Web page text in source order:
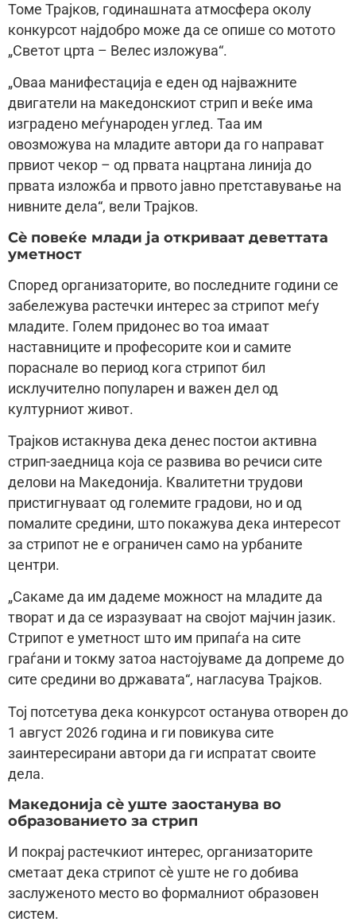
Томе Трајков, годинашната атмосфера околу
конкурсот најдобро може да се опише со мотото
„Светот црта – Велес изложува“.
„Оваа манифестација е еден од најважните
двигатели на македонскиот стрип и веќе има
изградено меѓународен углед. Таа им
овозможува на младите автори да го направат
првиот чекор – од првата нацртана линија до
првата изложба и првото јавно претставување на
нивните дела“, вели Трајков.
Сè повеќе млади ја откриваат деветтата
уметност
Според организаторите, во последните години се
забележува растечки интерес за стрипот меѓу
младите. Голем придонес во тоа имаат
наставниците и професорите кои и самите
пораснале во период кога стрипот бил
исклучително популарен и важен дел од
културниот живот.
Трајков истакнува дека денес постои активна
стрип-заедница која се развива во речиси сите
делови на Македонија. Квалитетни трудови
пристигнуваат од големите градови, но и од
помалите средини, што покажува дека интересот
за стрипот не е ограничен само на урбаните
центри.
„Сакаме да им дадеме можност на младите да
творат и да се изразуваат на својот мајчин јазик.
Стрипот е уметност што им припаѓа на сите
граѓани и токму затоа настојуваме да допреме до
сите средини во државата“, нагласува Трајков.
Тој потсетува дека конкурсот останува отворен до
1 август 2026 година и ги повикува сите
заинтересирани автори да ги испратат своите
дела.
Македонија сè уште заостанува во
образованието за стрип
И покрај растечкиот интерес, организаторите
сметаат дека стрипот сè уште не го добива
заслуженото место во формалниот образовен
систем.